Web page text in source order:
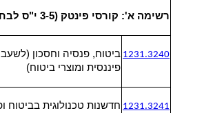
רשימה א': קורסי פינטק (3-5 י"ס לבחירה)
1231.3240 ביטוח, פנסיה וחסכון
פיננסית ומוצרי ביטוח)
1231.3241 חדשנות טכנולוגית בביטוח